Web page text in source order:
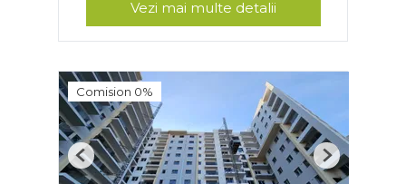
Vezi mai multe detalii
Comision 0%
Previous Next